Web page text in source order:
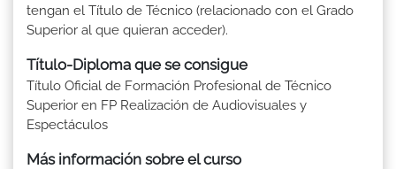
tengan el Título de Técnico (relacionado con el Grado
Superior al que quieran acceder).
Título-Diploma que se consigue
Título Oficial de Formación Profesional de Técnico
Superior en FP Realización de Audiovisuales y
Espectáculos
Más información sobre el curso